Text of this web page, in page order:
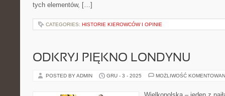
tych elementów, […]
CATEGORIES: HISTORIE KIEROWCÓW I OPINIE
ODKRYJ PIĘKNO LONDYNU
POSTED BY ADMIN GRU - 3 - 2025 MOŻLIWOŚĆ